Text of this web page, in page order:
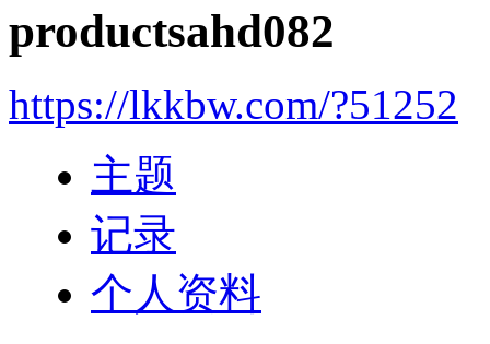
productsahd082
https://lkkbw.com/?51252
主题
记录
个人资料